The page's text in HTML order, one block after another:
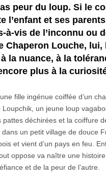
peur du loup. Si le
l’enfant et ses
à-vis de l’inconnu ou
Chaperon Louche, lui,
la nuance, à la
plus à la
fille ingénue coiffée d’un
un jeune loup
pattes déchirées et la coiffure
dans un petit village de douce
et vient d’un pays en feu.
oppose va naître une histoire
et de la peur de l’autre.